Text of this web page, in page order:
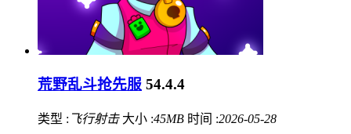
荒野乱斗抢先服 54.4.4
类型 : 飞行射击 大小 :45MB 时间 :2026-05-28